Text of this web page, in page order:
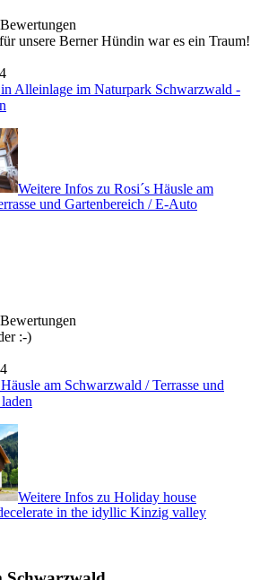
unsere Berner Hündin war es ein Traum!
Alleinlage im Naturpark Schwarzwald -
Weitere Infos zu Rosi´s Häusle am
und Gartenbereich / E-Auto
:-)
am Schwarzwald / Terrasse und
Weitere Infos zu Holiday house
in the idyllic Kinzig valley